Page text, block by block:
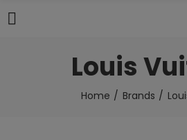
Louis
Home Brands